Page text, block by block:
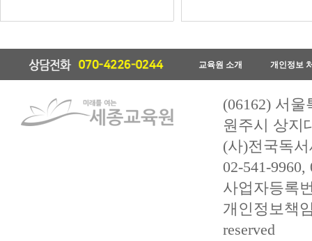
교육원 소개 개인정보
(06162) 서
원주시 상지
(사)전국독
02-541-9960,
사업자등록
개인정보책
reserved